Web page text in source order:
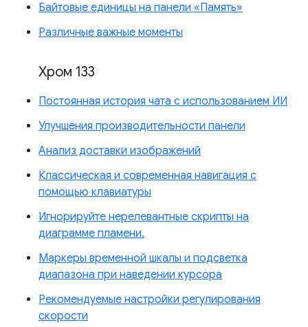
Байтовые единицы на панели «Память»
Различные важные моменты
Хром 133
Постоянная история чата с использованием ИИ
Улучшения производительности панели
Анализ доставки изображений
Классическая и современная навигация с
помощью клавиатуры
Игнорируйте нерелевантные скрипты на
диаграмме пламени.
Маркеры временной шкалы и подсветка
диапазона при наведении курсора
Рекомендуемые настройки регулирования
скорости